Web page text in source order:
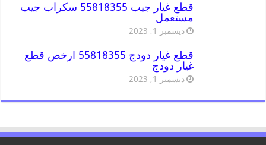
قطع غيار جيب 55818355 سكراب جيب
مستعمل
ديسمبر 1, 2023
قطع غيار دودج 55818355 ارخص قطع
غيار دودج
ديسمبر 1, 2023